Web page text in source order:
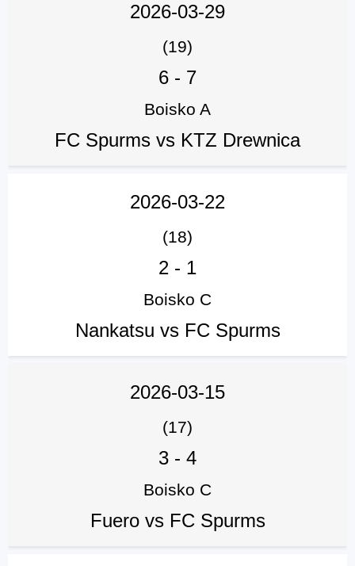
2026-03-29
(19)
6 - 7
Boisko A
FC Spurms vs KTZ Drewnica
2026-03-22
(18)
2 - 1
Boisko C
Nankatsu vs FC Spurms
2026-03-15
(17)
3 - 4
Boisko C
Fuero vs FC Spurms